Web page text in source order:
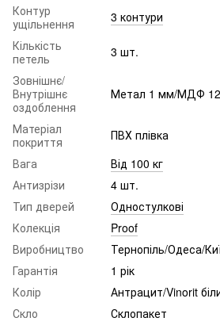
Контур
ущільнення
3 контури
Кількість
петель
3 шт.
Зовнішнє/
Внутрішнє
оздоблення
Метал 1 мм/МДФ
Матеріал
покриття
ПВХ плівка
Вага
Від 100 кг
Антизрізи
4 шт.
Тип дверей
Одностулкові
Колекція
Proof
Виробництво
Тернопіль/Одеса/
Гарантія
1 рік
Колір
Антрацит/Vinorit
Скло
Склопакет